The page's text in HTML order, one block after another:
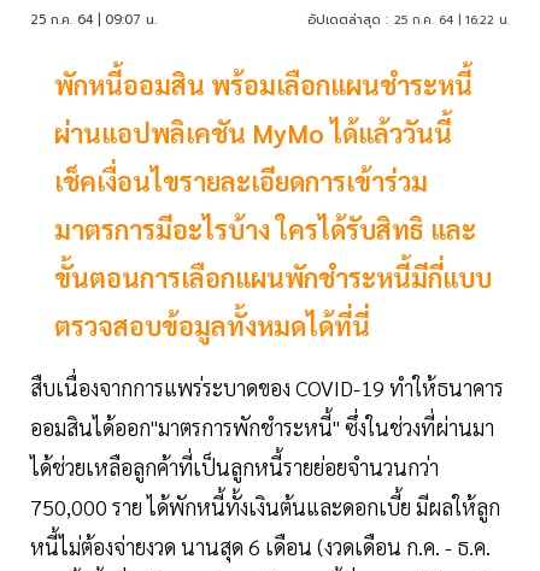
25 ก.ค. 64 | 09:07 น. อัปเดตล่าสุด : 25 ก.ค. 64 | 16:22 น.
พักหนี้ออมสิน พร้อมเลือกแผนชำระหนี้
ผ่านแอปพลิเคชัน MyMo ได้แล้ววันนี้
เช็คเงื่อนไขรายละเอียดการเข้าร่วม
มาตรการมีอะไรบ้าง ใครได้รับสิทธิ และ
ขั้นตอนการเลือกแผนพักชำระหนี้มีกี่แบบ
ตรวจสอบข้อมูลทั้งหมดได้ที่นี่
สืบเนื่องจากการแพร่ระบาดของ COVID-19 ทำให้ธนาคาร
ออมสินได้ออก"มาตรการพักชำระหนี้" ซึ่งในช่วงที่ผ่านมา
ได้ช่วยเหลือลูกค้าที่เป็นลูกหนี้รายย่อยจำนวนกว่า
750,000 ราย ได้พักหนี้ทั้งเงินต้นและดอกเบี้ย มีผลให้ลูก
หนี้ไม่ต้องจ่ายงวด นานสุด 6 เดือน (งวดเดือน ก.ค. - ธ.ค.